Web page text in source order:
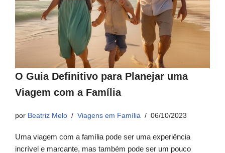
O Guia Definitivo para Planejar uma
Viagem com a Família
por Beatriz Melo Viagens em Família 06/10/2023
Uma viagem com a família pode ser uma experiência
incrível e marcante, mas também pode ser um pouco